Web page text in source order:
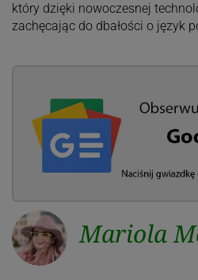
który dzięki nowoczesnej
zachęcając do dbałości o język
Mariola